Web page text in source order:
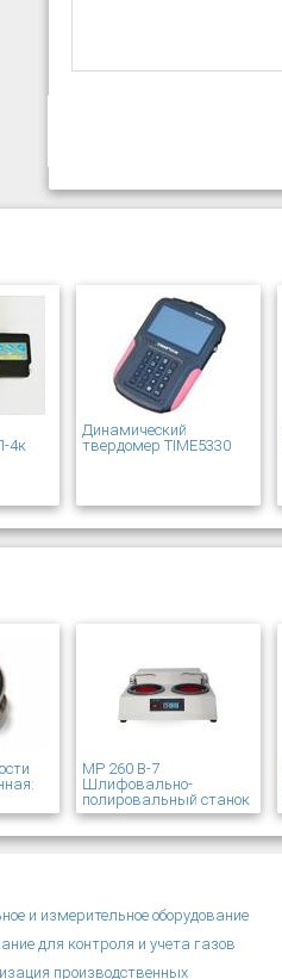
4к
Динамический
твердомер TIME5330
MP 260 В-7
Шлифовально-
полировальный станок
и измерительное оборудование
для контроля и учета газов
производственных